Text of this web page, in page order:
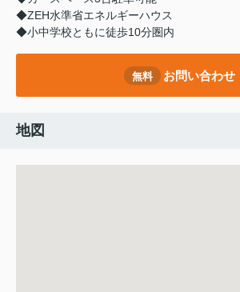
◆ZEH水準省エネルギーハウス
◆小中学校ともに徒歩10分圏内
無料 お問い合わせ
地図